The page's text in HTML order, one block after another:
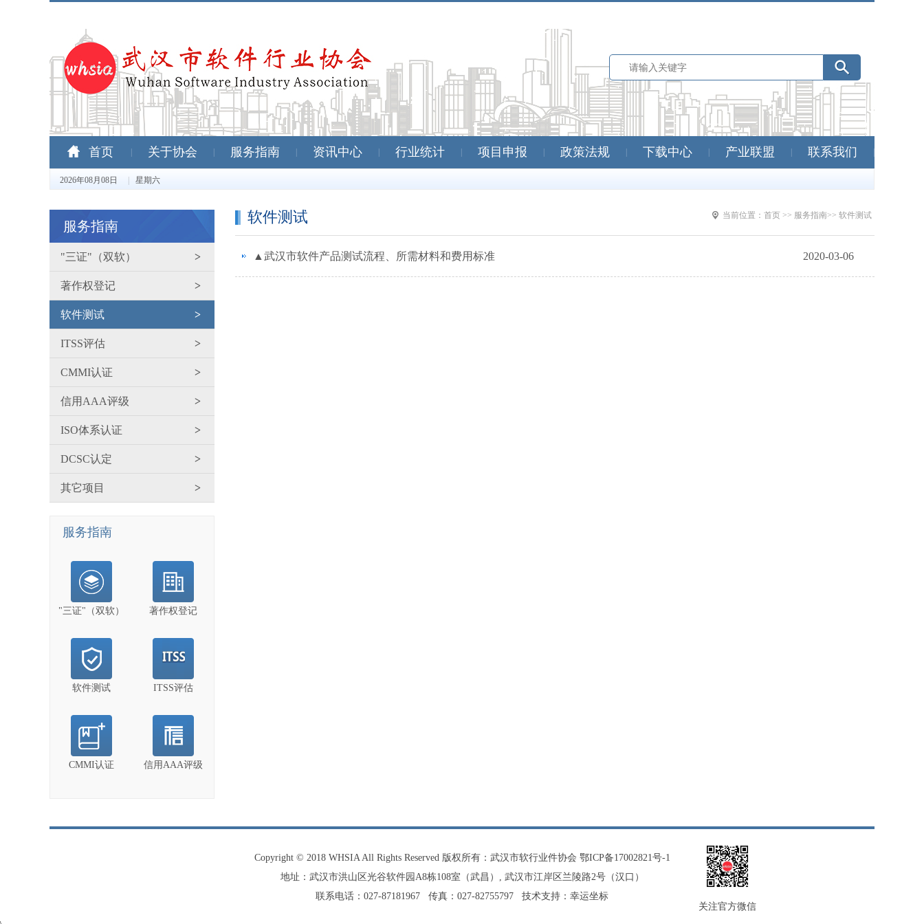
首页
2026年08月08日 星期六
关于协会 服务指南 资讯中心 行业统计 项目申报 政策法规 下载中心 产业联盟 联系我们
服务指南
"三证"（双软） >
著作权登记 >
软件测试 >
ITSS评估 >
CMMI认证 >
信用AAA评级 >
ISO体系认证 >
DCSC认定 >
其它项目 >
服务指南
"三证"（双软） 著作权登记
软件测试 ITSS评估
CMMI认证 信用AAA评级
软件测试 当前位置： 首页 >> 服务指南>> 软件测试
▲武汉市软件产品测试流程、所需材料和费用标准 2020-03-06
Copyright © 2018 WHSIA All Rights Reserved 版权所有：武汉市软行业件协会 鄂ICP备17002821号-1
地址：武汉市洪山区光谷软件园A8栋108室（武昌）, 武汉市江岸区兰陵路2号（汉口）
联系电话：027-87181967 传真：027-82755797 技术支持： 幸运坐标
关注官方微信